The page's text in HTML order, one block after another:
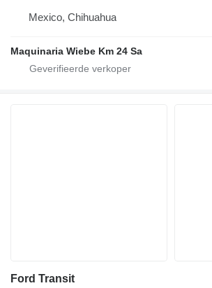
Mexico, Chihuahua
Maquinaria Wiebe Km 24 Sa
Ford Transit